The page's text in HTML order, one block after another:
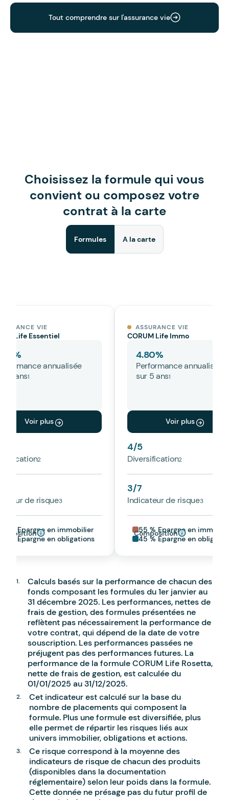
Tout comprendre sur l'assurance vie
Choisissez la formule qui vous
convient ou composez votre
contrat à la carte
Formules A la carte
VIE
Life Essentiel
%
annualisée
5 ans
Voir plus
de risque
% Epargne en immobilier
% Epargne en obligations
ASSURANCE VIE
CORUM Life Immo
4.80%
Performance annualisée
sur 5 ans
Voir plus
4/5
Diversification
3/7
Indicateur de risque
Composition
55 % Epargne en
45 % Épargne en
Calculs basés sur la performance de chacun des
fonds composant les formules du 1er janvier au
31 décembre 2025. Les performances, nettes de
frais de gestion, des formules présentées ne
reflètent pas nécessairement la performance de
votre contrat, qui dépend de la date de votre
souscription. Les performances passées ne
préjugent pas des performances futures. La
performance de la formule CORUM Life Rosetta,
nette de frais de gestion, est calculée du
01/01/2025 au 31/12/2025.
Cet indicateur est calculé sur la base du
nombre de placements qui composent la
formule. Plus une formule est diversifiée, plus
elle permet de répartir les risques liés aux
univers immobilier, obligations et actions.
Ce risque correspond à la moyenne des
indicateurs de risque de chacun des produits
(disponibles dans la documentation
réglementaire) selon leur poids dans la formule.
Cette donnée ne présage pas du futur profil de